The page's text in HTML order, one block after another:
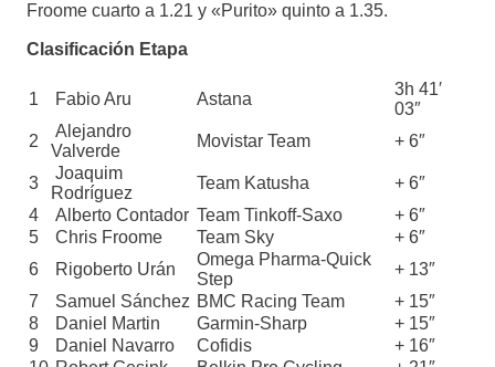
Froome cuarto a 1.21 y «Purito» quinto a 1.35.
Clasificación Etapa
1 Fabio Aru Astana
3h 41′
03″
2
Alejandro
Valverde
Movistar Team + 6″
3
Joaquim
Rodríguez
Team Katusha
+ 6″
4
Alberto Contador Team Tinkoff-Saxo
+ 6″
5
Chris Froome Team Sky
+ 6″
6
Rigoberto Urán
Omega Pharma-Quick
Step
+ 13″
7
Samuel Sánchez BMC Racing Team
+ 15″
8
Daniel Martin Garmin-Sharp
+ 15″
9
Daniel Navarro Cofidis
+ 16″